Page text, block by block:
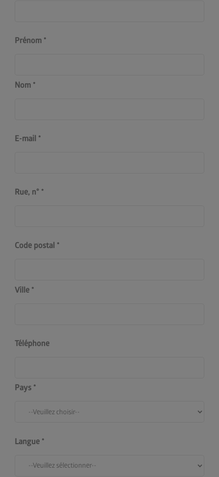
Prénom
Nom
E-mail
Rue, n°
Code postal
Ville
Téléphone
Pays
Langue